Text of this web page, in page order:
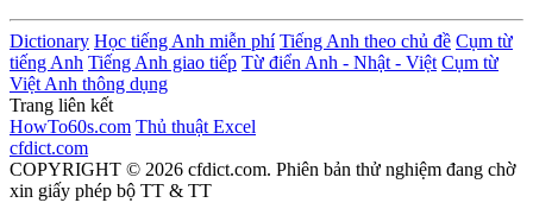
Dictionary Học tiếng Anh miễn phí Tiếng Anh theo chủ đề Cụm từ
tiếng Anh Tiếng Anh giao tiếp Từ điển Anh - Nhật - Việt Cụm từ
Việt Anh thông dụng
Trang liên kết
HowTo60s.com Thủ thuật Excel
cfdict.com
COPYRIGHT © 2026 cfdict.com. Phiên bản thử nghiệm đang chờ
xin giấy phép bộ TT & TT